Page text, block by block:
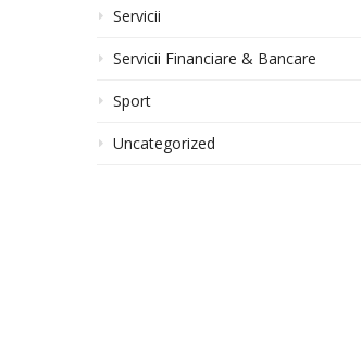
Servicii
Servicii Financiare & Bancare
Sport
Uncategorized